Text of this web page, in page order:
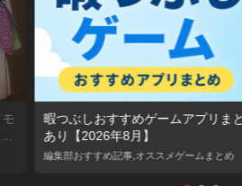
暇つぶしおすすめゲームアプリま
あり【2026年8月】
編集部おすすめ記事,オススメゲームまとめ